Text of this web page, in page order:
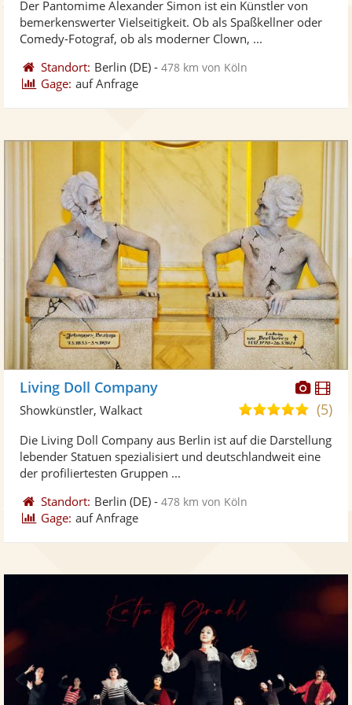
5
Der Pantomime Alexander Simon ist ein Künstler von
bemerkenswerter Vielseitigkeit. Ob als Spaßkellner oder
Comedy-Fotograf, ob als moderner Clown, ...
Standort: Berlin (DE) -478 km von Köln
Gage: auf Anfrage
Fotos
Living Doll Company
5,0
5
(5)
Showkünstler, Walkact
Die Living Doll Company aus Berlin ist auf die Darstellung
lebender Statuen spezialisiert und deutschlandweit eine
der profiliertesten Gruppen ...
Standort: Berlin (DE) -478 km von Köln
Gage: auf Anfrage